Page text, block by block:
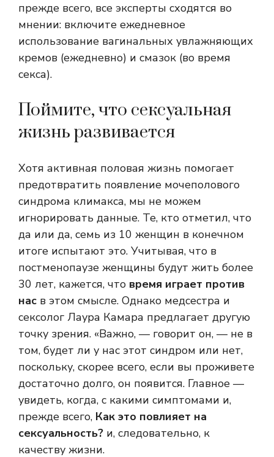
прежде всего, все эксперты сходятся во
мнении: включите ежедневное
использование вагинальных увлажняющих
кремов (ежедневно) и смазок (во время
секса).
Поймите, что сексуальная
жизнь развивается
Хотя активная половая жизнь помогает
предотвратить появление мочеполового
синдрома климакса, мы не можем
игнорировать данные. Те, кто отметил, что
да или да, семь из 10 женщин в конечном
итоге испытают это. Учитывая, что в
постменопаузе женщины будут жить более
30 лет, кажется, что время играет против
нас в этом смысле. Однако медсестра и
сексолог Лаура Камара предлагает другую
точку зрения. «Важно, — говорит он, — не в
том, будет ли у нас этот синдром или нет,
поскольку, скорее всего, если вы проживете
достаточно долго, он появится. Главное —
увидеть, когда, с какими симптомами и,
прежде всего, Как это повлияет на
сексуальность? и, следовательно, к
качеству жизни.